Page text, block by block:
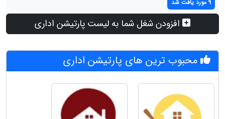
9 مورد یافت شد
افزودن شغل شما به لیست پارتیشن اداری
محبوب ترین های پارتیشن اداری